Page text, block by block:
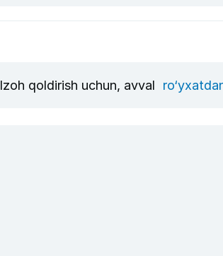
Izoh qoldirish uchun, avval